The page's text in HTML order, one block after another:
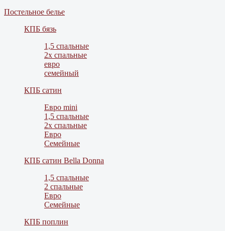
Постельное белье
КПБ бязь
1,5 спальные
2х спальные
евро
семейный
КПБ сатин
Евро mini
1,5 спальные
2х спальные
Евро
Семейные
КПБ сатин Bella Donna
1,5 спальные
2 спальные
Евро
Семейные
КПБ поплин